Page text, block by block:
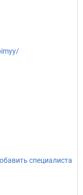
специалиста